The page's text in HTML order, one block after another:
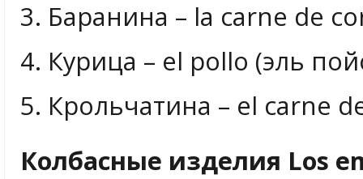
3. Баранина – la carne de
4. Курица – el pollo (эль
5. Крольчатина – el carne
Колбасные изделия Los